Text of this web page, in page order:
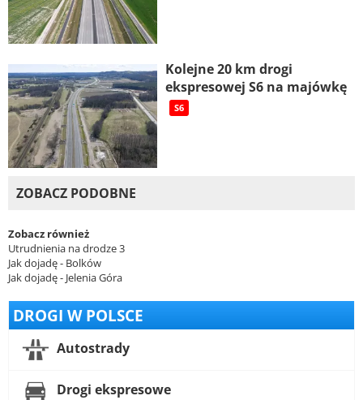
Kolejne 20 km drogi
ekspresowej S6 na majówkę
S6
ZOBACZ PODOBNE
Zobacz również
Utrudnienia na drodze 3
Jak dojadę - Bolków
Jak dojadę - Jelenia Góra
DROGI W POLSCE
Autostrady
Drogi ekspresowe